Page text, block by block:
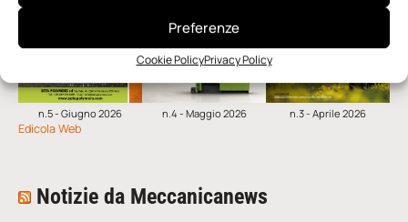
Preferenze
Cookie PolicyPrivacy Policy
n.5 - Giugno 2026 n.4 - Maggio 2026 n.3 - Aprile 2026
Edicola Web
Notizie da Meccanicanews